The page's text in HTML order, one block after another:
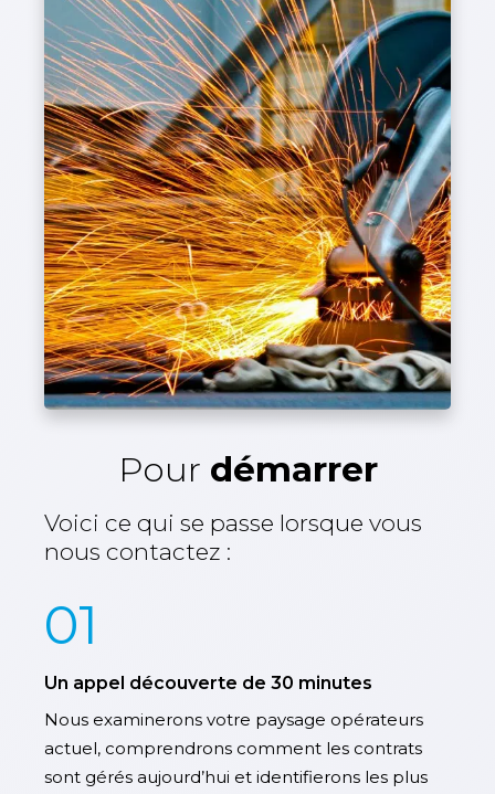
Pour démarrer
Voici ce qui se passe lorsque vous
nous contactez :
01
Un appel découverte de 30 minutes
Nous examinerons votre paysage opérateurs
actuel, comprendrons comment les contrats
sont gérés aujourd’hui et identifierons les plus